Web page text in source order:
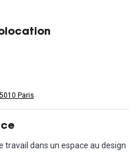
Paris
travail dans un espace au design